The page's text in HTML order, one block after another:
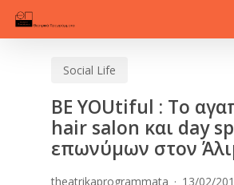
Skip
Social Life
BE YOUtiful : Το
hair salon και day
επωνύμων στον
theatrikaprogrammata 13/02/